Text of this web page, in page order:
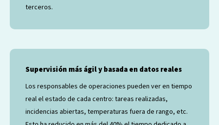
terceros.
Supervisión más ágil y basada en datos reales
Los responsables de operaciones pueden ver en tiempo
real el estado de cada centro: tareas realizadas,
incidencias abiertas, temperaturas fuera de rango, etc.